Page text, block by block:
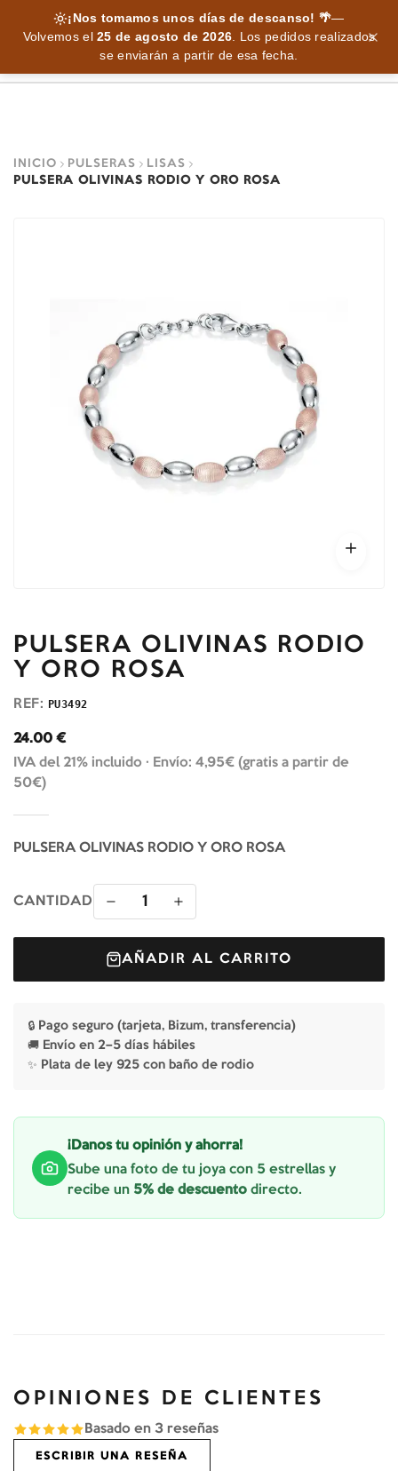
¡Nos tomamos unos días de descanso! 🌴—
Volvemos el25 de agosto de 2026. Los pedidos realizados
se enviarán a partir de esa fecha.
INICIO PULSERAS
LISAS
PULSERA OLIVINAS RODIO Y ORO ROSA
PULSERA OLIVINAS RODIO
Y ORO ROSA
REF: PU3492
24.00 €
IVA del 21% incluido · Envío: 4,95€ (gratis a partir de
50€)
PULSERA OLIVINAS RODIO Y ORO ROSA
CANTIDAD 1
AÑADIR AL CARRITO
🔒 Pago seguro (tarjeta, Bizum, transferencia)
🚚 Envío en 2–5 días hábiles
✨ Plata de ley 925 con baño de rodio
¡Danos tu opinión y ahorra!
Sube una foto de tu joya con 5 estrellas y
recibe un 5% de descuento directo.
OPINIONES DE CLIENTES
Basado en 3 reseñas
ESCRIBIR UNA RESEÑA